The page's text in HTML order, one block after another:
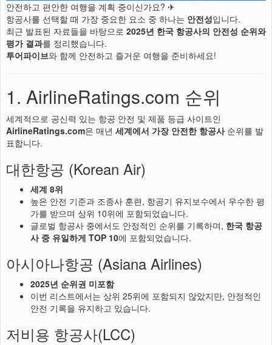
안전하고 편안한 여행을 계획 중이신가요? ✈
항공사를 선택할 때 가장 중요한 요소 중 하나는 안전성입니다.
최근 발표된 자료들을 바탕으로 2025년 한국 항공사의 안전성 순위와
평가 결과를 정리했습니다.
투어파이브와 함께 안전하고 즐거운 여행을 준비하세요!
1. AirlineRatings.com 순위
세계적으로 공신력 있는 항공 안전 및 제품 등급 사이트인
AirlineRatings.com은 매년 세계에서 가장 안전한 항공사순위를 발
표합니다.
대한항공 (Korean Air)
세계 8위
높은 안전 기준과 조종사 훈련, 항공기 유지보수에서 우수한 평
가를 받으며 상위 10위에 포함되었습니다.
글로벌 항공사 중에서도 안정적인 순위를 기록하며, 한국 항공
사 중 유일하게 TOP 10에 포함되었습니다.
아시아나항공 (Asiana Airlines)
2025년 순위권 미포함
이번 리스트에서는 상위 25위에 포함되지 않았지만, 안정적인
안전 기록을 유지하고 있습니다.
저비용 항공사(LCC)